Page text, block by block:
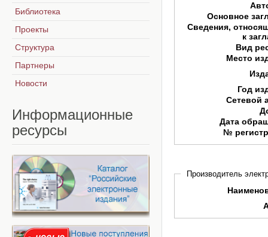
Основное
Сведения,
к
Вид
Место
Год
Сетевой
Дата
№
Производитель
Библиотека
Проекты
Структура
Партнеры
Новости
Информационные
ресурсы